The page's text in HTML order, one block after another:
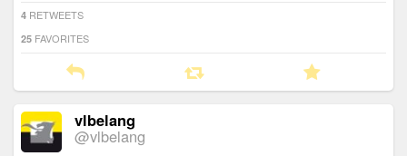
4 RETWEETS
25 FAVORITES
vlbelang
@vlbelang